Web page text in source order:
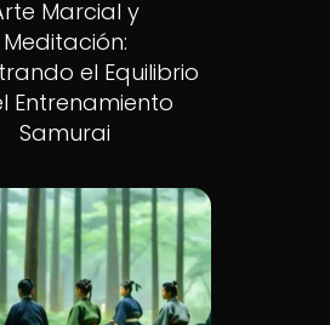
Marcial y
Meditación:
el Equilibrio
Entrenamiento
Samurai